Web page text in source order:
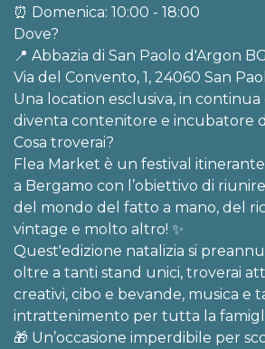
⏰ Domenica: 10:00 - 18:00
Dove?
📍 Abbazia di San Paolo d'Argon BG
Via del Convento, 1, 24060 San
Una location esclusiva, in
diventa contenitore e incubatore
Cosa troverai?
Flea Market è un festival
a Bergamo con l’obiettivo di
del mondo del fatto a mano, del
vintage e molto altro! ✨
Quest'edizione natalizia si
oltre a tanti stand unici, troverai
creativi, cibo e bevande, musica e
intrattenimento per tutta la
🎁 Un’occasione imperdibile per